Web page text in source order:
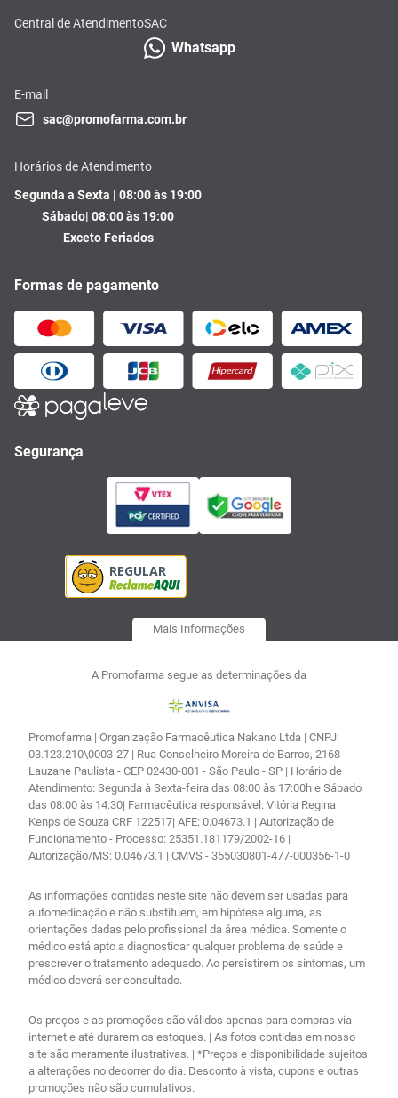
Central de AtendimentoSAC
Whatsapp
E-mail
sac@promofarma.com.br
Horários de Atendimento
Segunda a Sexta | 08:00 às 19:00
Sábado| 08:00 às 19:00
Exceto Feriados
Formas de pagamento
Segurança
Mais Informações
A Promofarma segue as determinações da
Promofarma | Organização Farmacêutica Nakano Ltda | CNPJ:
03.123.210\0003-27 | Rua Conselheiro Moreira de Barros, 2168 -
Lauzane Paulista - CEP 02430-001 - São Paulo - SP | Horário de
Atendimento: Segunda à Sexta-feira das 08:00 às 17:00h e Sábado
das 08:00 às 14:30| Farmacêutica responsável: Vitória Regina
Kenps de Souza CRF 122517| AFE: 0.04673.1 | Autorização de
Funcionamento - Processo: 25351.181179/2002-16 |
Autorização/MS: 0.04673.1 | CMVS - 355030801-477-000356-1-0
As informações contidas neste site não devem ser usadas para
automedicação e não substituem, em hipótese alguma, as
orientações dadas pelo profissional da área médica. Somente o
médico está apto a diagnosticar qualquer problema de saúde e
prescrever o tratamento adequado. Ao persistirem os sintomas, um
médico deverá ser consultado.
Os preços e as promoções são válidos apenas para compras via
internet e até durarem os estoques. | As fotos contidas em nosso
site são meramente ilustrativas. | *Preços e disponibilidade sujeitos
a alterações no decorrer do dia. Desconto à vista, cupons e outras
promoções não são cumulativos.